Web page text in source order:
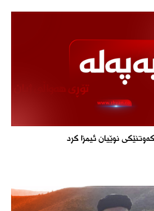
نوێیان ئیمزا کرد